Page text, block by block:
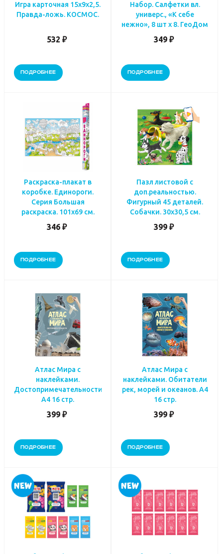
Игра карточная 15х9х2,5.
Правда-ложь. КОСМОС.
532 ₽
ПОДРОБНЕЕ
Набор. Салфетки вл.
универс., «К себе
нежно», 8 шт х 8. ГеоДом
349 ₽
ПОДРОБНЕЕ
Раскраска-плакат в
коробке. Единороги.
Серия Большая
раскраска. 101х69 см.
346 ₽
ПОДРОБНЕЕ
Пазл листовой с
доп.реальностью.
Фигурный 45 деталей.
Собачки. 30х30,5 см.
399 ₽
ПОДРОБНЕЕ
Атлас Мира с
наклейками.
Достопримечательности.
А4 16 стр.
399 ₽
ПОДРОБНЕЕ
Атлас Мира с
наклейками. Обитатели
рек, морей и океанов. А4
16 стр.
399 ₽
ПОДРОБНЕЕ